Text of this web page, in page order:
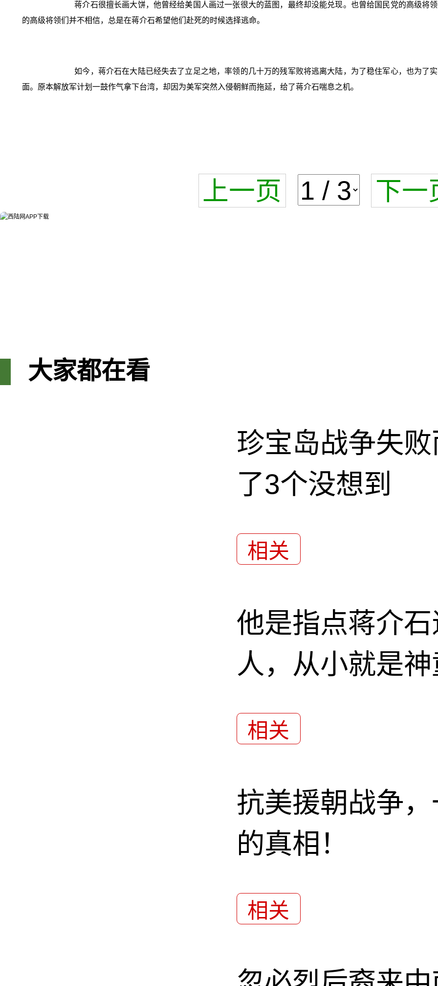
蒋介石很擅长画大饼，他曾经给美国人画过一张很大的蓝图，最终却没能兑现。也曾给国民党的高级将
的高级将领们并不相信，总是在蒋介石希望他们赴死的时候选择逃命。
如今，蒋介石在大陆已经失去了立足之地，率领的几十万的残军败将逃离大陆，为了稳住军心，也为了
面。原本解放军计划一鼓作气拿下台湾，却因为美军突然入侵朝鲜而拖延，给了蒋介石喘息之机。
上一页 下一
大家都在看
珍宝岛战争失
了3个没想到
相关
他是指点蒋介
人，从小就是
相关
抗美援朝战争
的真相！
相关